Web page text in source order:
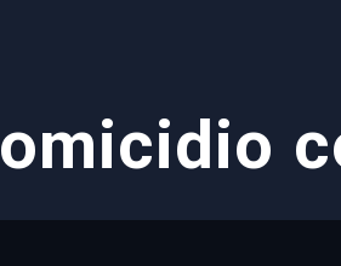
omicidio